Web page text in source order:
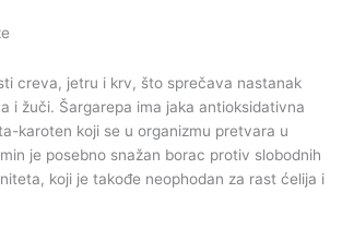
creva, jetru i krv, što sprečava nastanak
i žuči. Šargarepa ima jaka antioksidativna
karoten koji se u organizmu pretvara u
je posebno snažan borac protiv slobodnih
koji je takođe neophodan za rast ćelija i